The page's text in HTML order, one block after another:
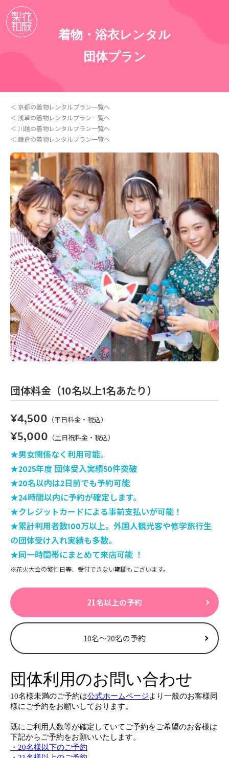
着物・浴衣レンタル
団体プラン
京都の着物レンタルプラン一覧へ
浅草の着物レンタルプラン一覧へ
川越の着物レンタルプラン一覧へ
鎌倉の着物レンタルプラン一覧へ
団体料金（10名以上1名あたり）
¥4,500 （平日料金・税込）
¥5,000 （土日祝料金・税込）
★男女関係なく利用可能。
★2025年度 団体受入実績50件突破
★20名以内は2日前でも予約可能
★24時間以内に予約が確定します。
★クレジットカードによる事前支払いが可能！
★累計利用者数100万以上。外国人観光客や修学旅行生
の団体受け入れ実績も多数。
★同一時間帯にまとめて来店可能 ！
※花火大会の繁忙日等、受付できない期間もございます。
21名以上の予約
10名〜20名の予約